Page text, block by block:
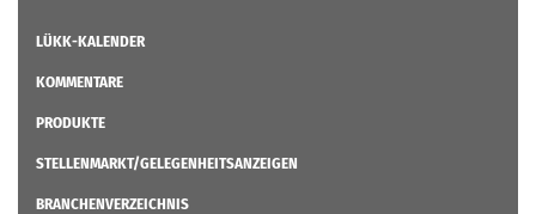
LÜKK-KALENDER
KOMMENTARE
PRODUKTE
STELLENMARKT/GELEGENHEITSANZEIGEN
BRANCHENVERZEICHNIS